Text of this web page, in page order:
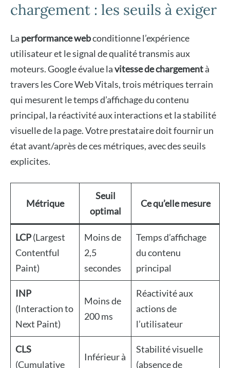
chargement : les seuils à exiger
La performance webconditionne l’expérience
utilisateur et le signal de qualité transmis aux
moteurs. Google évalue lavitesse de chargementà
travers les Core Web Vitals, trois métriques terrain
qui mesurent le temps d’affichage du contenu
principal, la réactivité aux interactions et la stabilité
visuelle de la page. Votre prestataire doit fournir un
état avant/après de ces métriques, avec des seuils
explicites.
Métrique
Seuil
optimal
Ce qu’elle mesure
LCP(Largest
Contentful
Paint)
Moins de
2,5
secondes
Temps d’affichage
du contenu
principal
INP
(Interaction to
Next Paint)
Moins de
200 ms
Réactivité aux
actions de
l’utilisateur
CLS
(Cumulative
Inférieur à
Stabilité visuelle
(absence de